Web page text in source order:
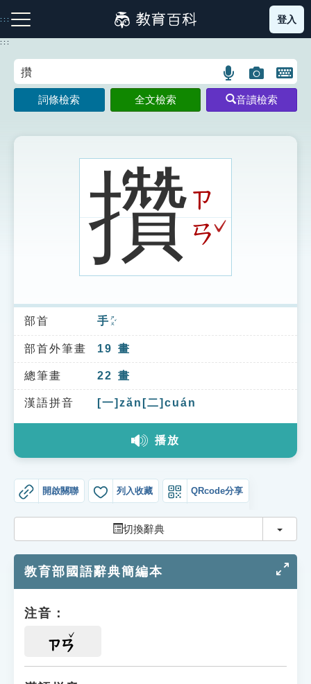
到
主
:::
注音索引圖示 筆畫索引圖示 部首索引表圖示
索引選單
知識索引
單字索引
生命大百科索引
教學應用
貓頭鷹博士
登入
:::
語
言
搜
示
圖
片
搜
開
鍵
圖
詞條檢索 全文檢索 音讀檢索
攢ㄗ
ㄢ ˇ
部首 手 ㄕㄡˇ
部首外筆畫 19 畫
總筆畫 22 畫
漢語拼音 [一]zǎn[二]cuán
播放
開啟關聯 列入收藏 QRcode分享
切換辭典 切換
教育部國語辭典簡編本
注音：
ㄗㄢ